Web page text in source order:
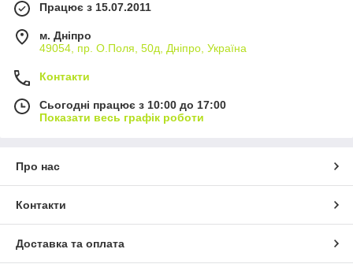
Працює з 15.07.2011
м. Дніпро
49054, пр. О.Поля, 50д, Дніпро, Україна
Контакти
Сьогодні працює з 10:00 до 17:00
Показати весь графік роботи
Про нас
Контакти
Доставка та оплата